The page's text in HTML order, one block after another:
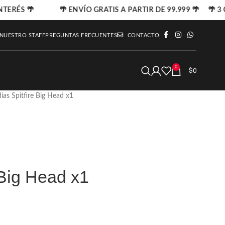
STAFFPREGUNTAS FRECUENTES CONTACTO
0 $0
Spitfire Big Head x1
Head x1
🌴 🌴 ENVÍO GRATIS A PARTIR DE 99.999 🌴 🌴 3